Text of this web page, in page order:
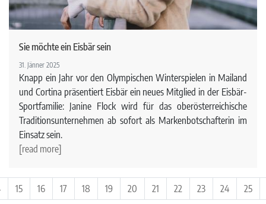
Sie möchte ein Eisbär sein
31. Jänner 2025
Knapp ein Jahr vor den Olympischen Winterspielen in Mailand
und Cortina präsentiert Eisbär ein neues Mitglied in der Eisbär-
Sportfamilie: Janine Flock wird für das oberösterreichische
Traditionsunternehmen ab sofort als Markenbotschafterin im
Einsatz sein.
[read more]
15 16 17 18 19 20 21 22 23 24 25